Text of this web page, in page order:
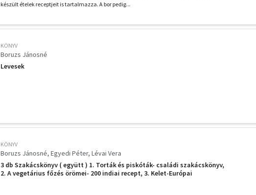
készült ételek receptjeit is tartalmazza. A bor pedig...
KÖNYV
Boruzs Jánosné
Levesek
KÖNYV
Boruzs Jánosné Egyedi Péter Lévai Vera
3 db Szakácskönyv ( együtt ) 1. Torták és piskóták- családi szakácskönyv,
2. A vegetárius főzés örömei- 200 indiai recept, 3. Kelet-Európai